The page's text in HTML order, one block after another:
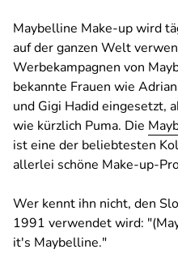
Maybelline Make-up wird
auf der ganzen Welt
Werbekampagnen von
bekannte Frauen wie
und Gigi Hadid eingesetzt,
wie kürzlich Puma. Die
ist eine der beliebtesten
allerlei schöne Make-up-
Wer kennt ihn nicht, den
1991 verwendet wird:
it's Maybelline."